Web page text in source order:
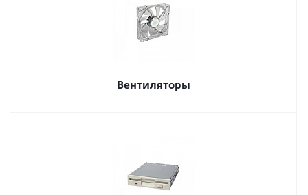
Вентиляторы